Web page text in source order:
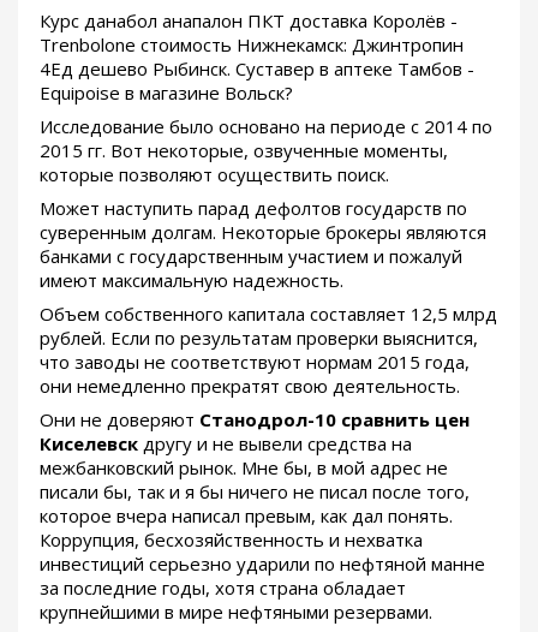
Курс данабол анапалон ПКТ доставка Королёв -
Trenbolone стоимость Нижнекамск: Джинтропин
4Ед дешево Рыбинск. Суставер в аптеке Тамбов -
Equipoise в магазине Вольск?
Исследование было основано на периоде с 2014 по
2015 гг. Вот некоторые, озвученные моменты,
которые позволяют осуществить поиск.
Может наступить парад дефолтов государств по
суверенным долгам. Некоторые брокеры являются
банками с государственным участием и пожалуй
имеют максимальную надежность.
Объем собственного капитала составляет 12,5 млрд
рублей. Если по результатам проверки выяснится,
что заводы не соответствуют нормам 2015 года,
они немедленно прекратят свою деятельность.
Они не доверяют Станодрол-10 сравнить цен
Киселевск другу и не вывели средства на
межбанковский рынок. Мне бы, в мой адрес не
писали бы, так и я бы ничего не писал после того,
которое вчера написал превым, как дал понять.
Коррупция, бесхозяйственность и нехватка
инвестиций серьезно ударили по нефтяной манне
за последние годы, хотя страна обладает
крупнейшими в мире нефтяными резервами.